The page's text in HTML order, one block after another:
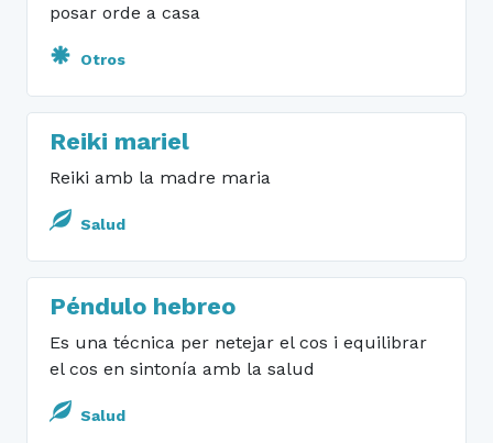
posar orde a casa
Otros
Reiki mariel
Reiki amb la madre maria
Salud
Péndulo hebreo
Es una técnica per netejar el cos i equilibrar
el cos en sintonía amb la salud
Salud